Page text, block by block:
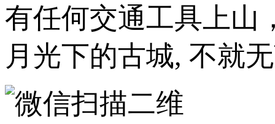
有任何交通工具上山
月光下的古城, 不就